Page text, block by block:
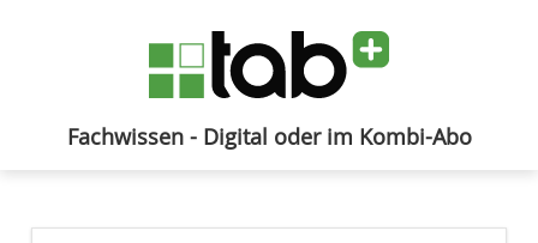
Fachwissen - Digital oder im Kombi-Abo